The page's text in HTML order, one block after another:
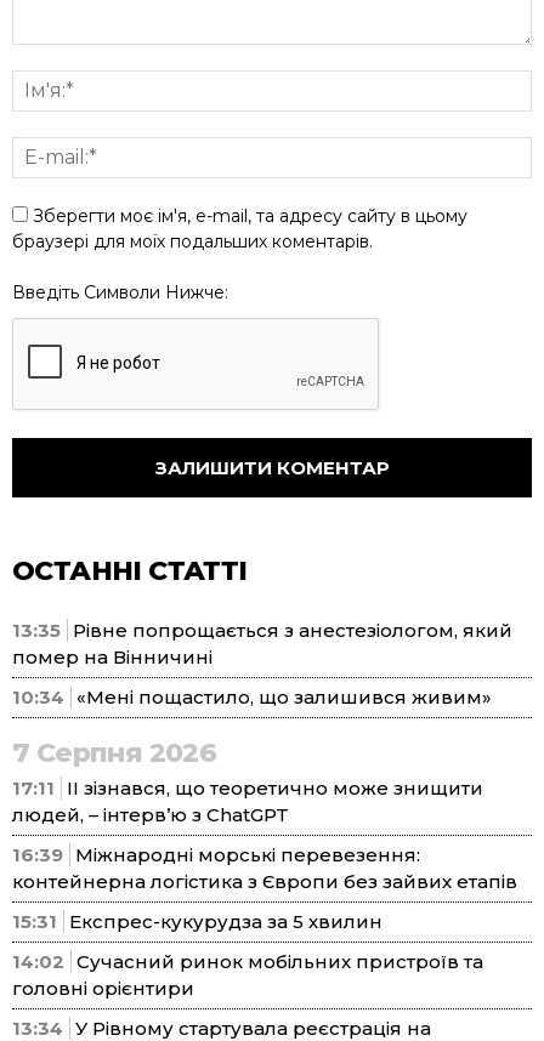
Зберегти моє ім'я, e-mail, та адресу сайту в цьому
браузері для моїх подальших коментарів.
Введіть Символи Нижче:
ОСТАННІ СТАТТІ
13:35 Рівне попрощається з анестезіологом, який
помер на Вінничині
10:34
«Мені пощастило, що залишився живим»
7 Серпня 2026
17:11
ІІ зізнався, що теоретично може знищити
людей, – інтерв’ю з ChatGPT
16:39 Міжнародні морські перевезення:
контейнерна логістика з Європи без зайвих етапів
15:31
Експрес-кукурудза за 5 хвилин
14:02 Сучасний ринок мобільних пристроїв та
головні орієнтири
13:34 У Рівному стартувала реєстрація на